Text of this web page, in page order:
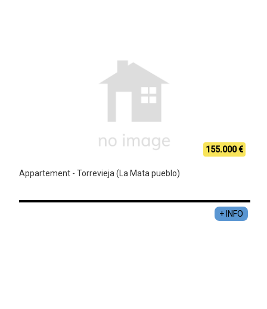
155.000 €
Appartement - Torrevieja (La Mata pueblo)
+ INFO